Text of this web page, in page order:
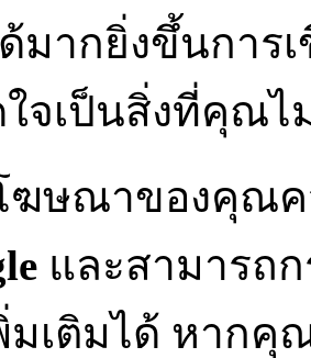
มากยิ่งขึ้นกา
จเป็นสิ่งที่คุณไ
ฆษณาของคุณค
และสามารถ
มเติมได้ หาก